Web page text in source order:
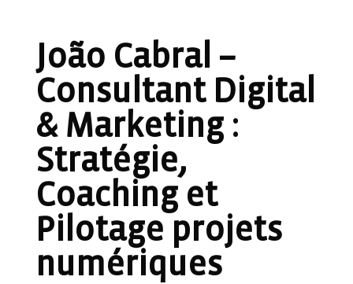
João Cabral –
Consultant Digital
& Marketing :
Stratégie,
Coaching et
Pilotage projets
numériques